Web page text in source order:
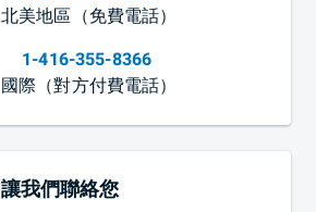
北美地區（免費電話）
1-416-355-8366
國際（對方付費電話）
讓我們聯絡您